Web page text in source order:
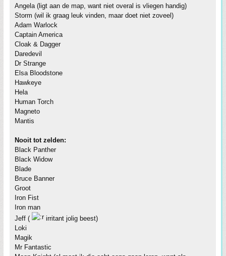
Angela (ligt aan de map, want niet overal is vliegen handig)
Storm (wil ik graag leuk vinden, maar doet niet zoveel)
Adam Warlock
Captain America
Cloak & Dagger
Daredevil
Dr Strange
Elsa Bloodstone
Hawkeye
Hela
Human Torch
Magneto
Mantis
Nooit tot zelden:
Black Panther
Black Widow
Blade
Bruce Banner
Groot
Iron Fist
Iron man
Jeff (
irritant jolig beest)
Loki
Magik
Mr Fantastic